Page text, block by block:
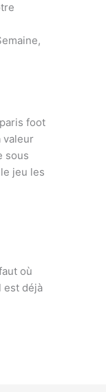
foot
valeur
sous
jeu les
où
est déjà